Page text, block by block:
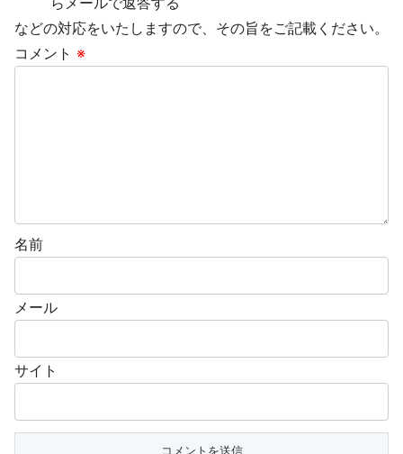
などの対応をいたしますので、その旨をご記載ください。
コメント ※
名前
メール
サイト